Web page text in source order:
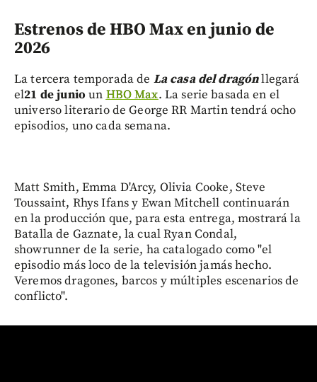
Estrenos de HBO Max en junio de
2026
La tercera temporada de La casa del dragónllegará
el21 de junioun HBO Max. La serie basada en el
universo literario de George RR Martin tendrá ocho
episodios, uno cada semana.
Matt Smith, Emma D'Arcy, Olivia Cooke, Steve
Toussaint, Rhys Ifans y Ewan Mitchell continuarán
en la producción que, para esta entrega, mostrará la
Batalla de Gaznate, la cual Ryan Condal,
showrunner de la serie, ha catalogado como "el
episodio más loco de la televisión jamás hecho.
Veremos dragones, barcos y múltiples escenarios de
conflicto".